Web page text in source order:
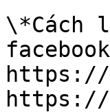
\*Cách
https://
https://